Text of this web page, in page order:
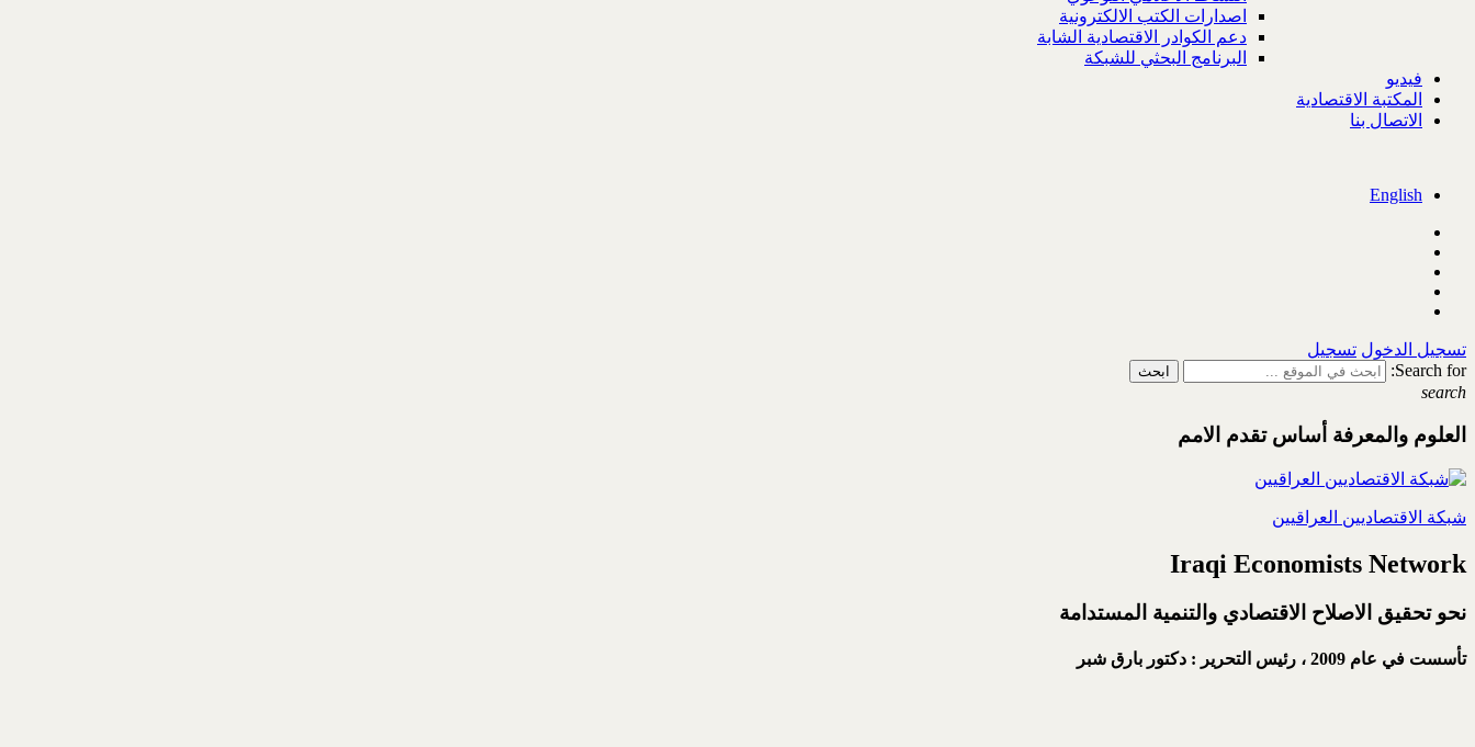
اصدارات الكتب الالكترونية
دعم الكوادر الاقتصادية الشابة
البرنامج البحثي للشبكة
فيديو
المكتبة الاقتصادية
الاتصال بنا
English
تسجيل الدخول تسجيل
Search for:
search
العلوم والمعرفة أساس تقدم الامم
شبكة الاقتصاديين العراقيين
Iraqi Economists Network
نحو تحقيق الاصلاح الاقتصادي والتنمية المستدامة
تأسست في عام 2009 ، رئيس التحرير : دكتور بارق شبر